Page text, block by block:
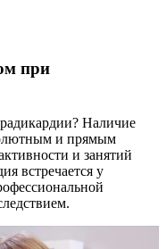
при
Наличие
и прямым
и занятий
встречается у